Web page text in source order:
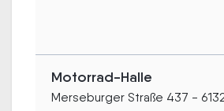
Motorrad-Halle
Merseburger Straße 437 -